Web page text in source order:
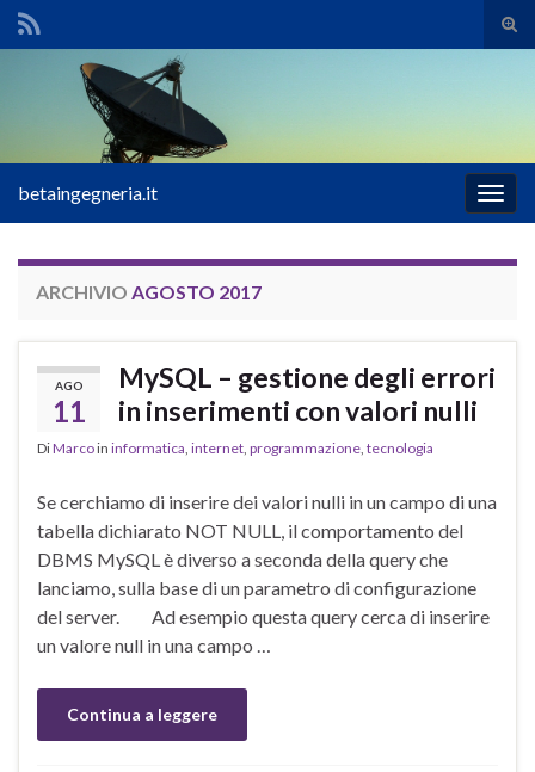
il
Search for:
la
betaingegneria.it
ARCHIVIO AGOSTO 2017
AGO
11
MySQL – gestione degli errori
in inserimenti con valori nulli
DiMarcoin informatica internet programmazione tecnologia
Se cerchiamo di inserire dei valori nulli in un campo di una
tabella dichiarato NOT NULL, il comportamento del
DBMS MySQL è diverso a seconda della query che
lanciamo, sulla base di un parametro di configurazione
del server. Ad esempio questa query cerca di inserire
un valore null in una campo …
Continua a leggere